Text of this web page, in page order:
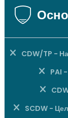
CDW/TP -
PAI
SCDW -